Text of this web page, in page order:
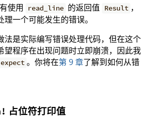
使用 read_line 的返回值 Result ，
一个可能发生的错误。
法是实际编写错误处理代码，但在这个
望程序在出现问题时立即崩溃，因此我
expect 。你将在第 9 章了解到如何从错
占位符打印值